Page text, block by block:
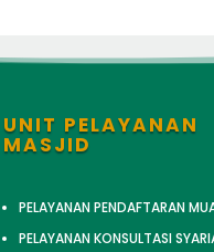
UNIT PELAYANAN
MASJID
PELAYANAN PENDAFTARAN
PELAYANAN KONSULTASI